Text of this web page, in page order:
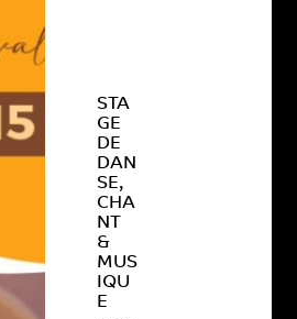
STA
GE
DE
DAN
SE,
CHA
NT
&
MUS
IQU
E